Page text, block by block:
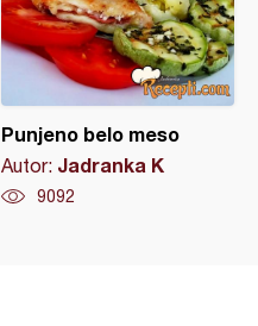
Punjeno belo meso
Autor: Jadranka K
9092